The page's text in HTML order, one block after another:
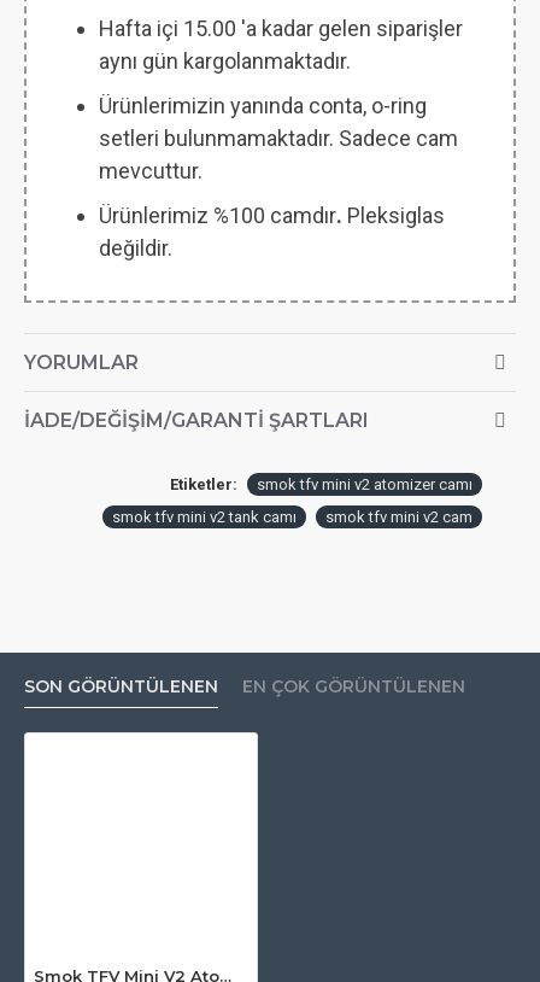
Hafta içi 15.00 'a kadar gelen siparişler
aynı gün kargolanmaktadır.
Ürünlerimizin yanında conta, o-ring
setleri bulunmamaktadır. Sadece cam
mevcuttur.
Ürünlerimiz %100 camdır. Pleksiglas
değildir.
YORUMLAR
İADE/DEĞIŞIM/GARANTI ŞARTLARI
Etiketler:
smok tfv mini v2 atomizer camı
smok tfv mini v2 tank camı
smok tfv mini v2 cam
SON GÖRÜNTÜLENEN EN ÇOK GÖRÜNTÜLENEN
Smok TFV Mini V2 Atomizer Camı